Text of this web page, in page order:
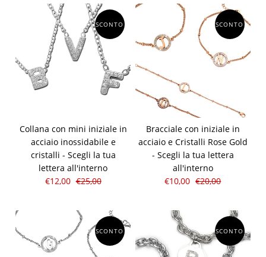
SCONTO
Collana con mini iniziale in
acciaio inossidabile e
cristalli - Scegli la tua
lettera all'interno
€12,00 €25,00
SCONTO
Bracciale con iniziale in
acciaio e Cristalli Rose Gold
- Scegli la tua lettera
all'interno
€10,00 €20,00
SCONTO SCONTO